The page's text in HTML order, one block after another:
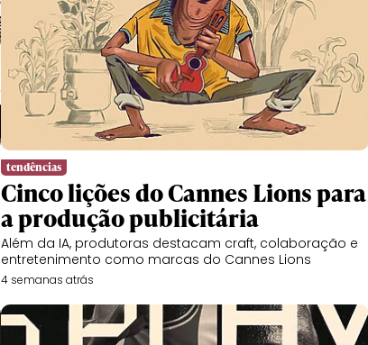
tendências
Cinco lições do Cannes Lions para
a produção publicitária
Além da IA, produtoras destacam craft, colaboração e
entretenimento como marcas do Cannes Lions
4 semanas atrás